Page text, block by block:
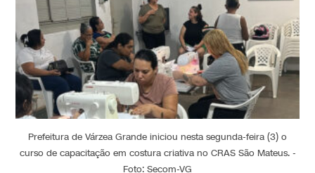
Prefeitura de Várzea Grande iniciou nesta segunda-feira (3) o
curso de capacitação em costura criativa no CRAS São Mateus. -
Foto: Secom-VG